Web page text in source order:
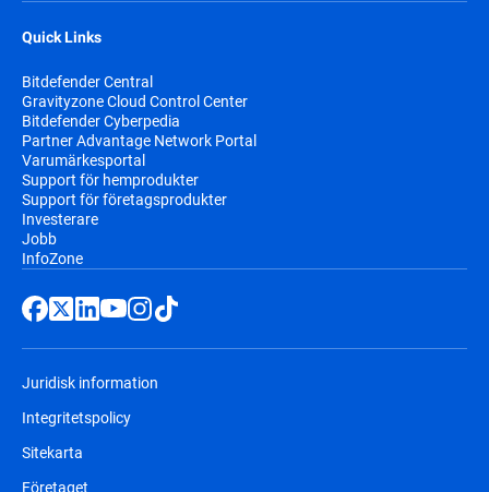
Quick Links
Bitdefender Central
Gravityzone Cloud Control Center
Bitdefender Cyberpedia
Partner Advantage Network Portal
Varumärkesportal
Support för hemprodukter
Support för företagsprodukter
Investerare
Jobb
InfoZone
Juridisk information
Integritetspolicy
Sitekarta
Företaget